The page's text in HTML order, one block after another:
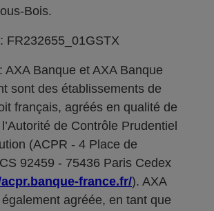
Bois.
FR232655_01GSTX
AXA Banque et AXA Banque
sont des établissements de
français, agréés en qualité de
de Contrôle Prudentiel
(ACPR - 4 Place de
92459 - 75436 Paris Cedex
france.fr/). AXA
agréée, en tant que